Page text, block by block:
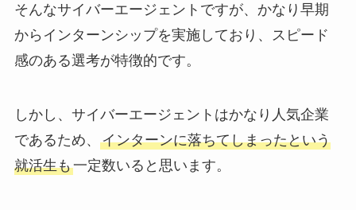
そんなサイバーエージェントですが、かなり早期
からインターンシップを実施しており、スピード
感のある選考が特徴的です。
しかし、サイバーエージェントはかなり人気企業
であるため、 インターンに落ちてしまったという
就活生も一定数いる と思います。